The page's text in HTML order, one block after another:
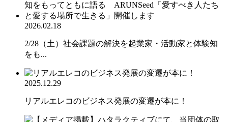
2026.02.18
2/28（土）社会課題の解決を起業家・活動家と体験知
をも...
2025.12.29
リアルエレコのビジネス発展の変遷が本に！